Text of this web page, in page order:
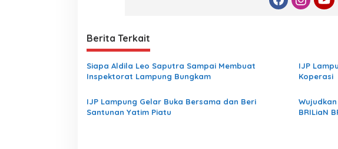
Berita Terkait
Siapa Aldila Leo Saputra Sampai Membuat
Inspektorat Lampung Bungkam
IJP
Koperasi
IJP Lampung Gelar Buka Bersama dan Beri
Santunan Yatim Piatu
BRILiaN